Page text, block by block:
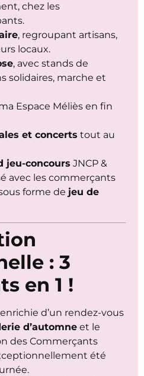
chez les
, regroupant artisans,
locaux.
, avec stands de
solidaires, marche et
Espace Méliès en fin
et concerts tout au
jeu-concours JNCP &
avec les commerçants
forme de jeu de
: 3
en 1 !
enrichie d’un rendez-vous
d’automne et le
des Commerçants
été